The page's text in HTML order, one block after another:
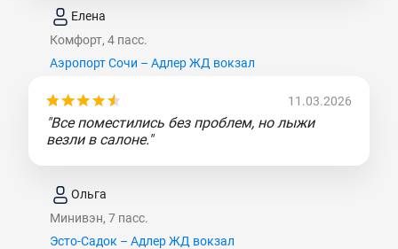
Елена
Комфорт, 4 пасс.
Аэропорт Сочи – Адлер ЖД вокзал
11.03.2026
"Все поместились без проблем, но лыжи
везли в салоне."
Ольга
Минивэн, 7 пасс.
Эсто-Садок – Адлер ЖД вокзал